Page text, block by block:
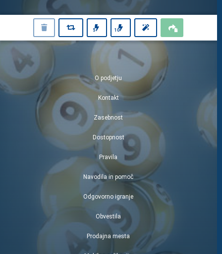
Mobilna aplikacija
O podjetju
Kontakt
Zasebnost
Dostopnost
Pravila
Navodila in pomoč
Odgovorno igranje
Obvestila
Prodajna mesta